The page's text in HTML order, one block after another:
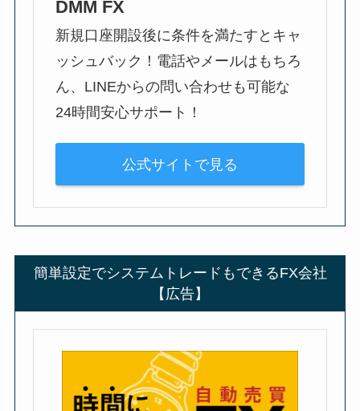
DMM FX
新規口座開設後に条件を満たすとキャ
ッシュバック！電話やメールはもちろ
ん、LINEからの問い合わせも可能な
24時間安心サポート！
公式サイトで見る
簡単設定でシステムトレードもできるFX会社
【広告】